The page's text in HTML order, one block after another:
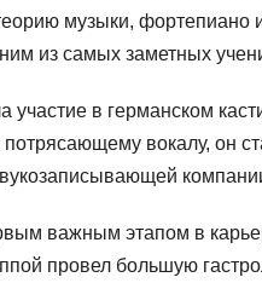
музыки,
из самых заметных
в германском
вокалу, он
важным этапом в
провел большую